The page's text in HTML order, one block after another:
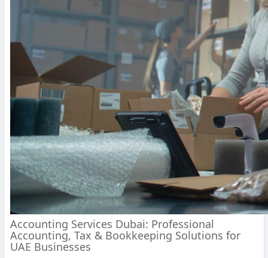
Accounting Services Dubai: Professional
Accounting, Tax & Bookkeeping Solutions for
UAE Businesses